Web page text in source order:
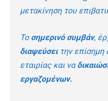
μετακίνηση του
Τοσημερινό συμβάν,
διαψεύσειτην επίσημη
εταιρίας και να
εργαζομένων.